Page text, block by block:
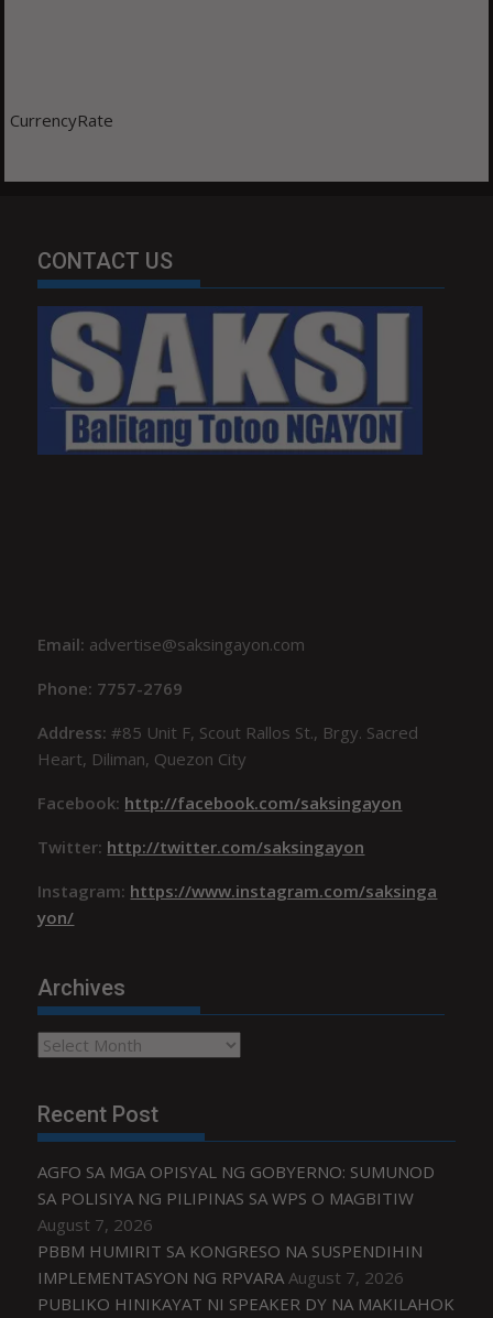
CurrencyRate
CONTACT US
Email: advertise@saksingayon.com
Phone: 7757-2769
Address:#85 Unit F, Scout Rallos St., Brgy. Sacred
Heart, Diliman, Quezon City
Facebook: http://facebook.com/saksingayon
Twitter: http://twitter.com/saksingayon
Instagram: https://www.instagram.com/saksinga
yon/
Archives
Archives
Recent Post
AGFO SA MGA OPISYAL NG GOBYERNO: SUMUNOD
SA POLISIYA NG PILIPINAS SA WPS O MAGBITIW
August 7, 2026
PBBM HUMIRIT SA KONGRESO NA SUSPENDIHIN
IMPLEMENTASYON NG RPVARA August 7, 2026
PUBLIKO HINIKAYAT NI SPEAKER DY NA MAKILAHOK